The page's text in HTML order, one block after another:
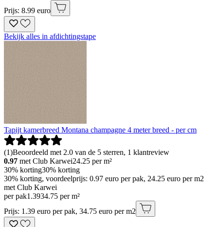
Prijs: 8.99 euro
Bekijk alles in afdichtingstape
Tapijt kamerbreed Montana champagne 4 meter breed - per cm
(1)Beoordeeld met 2.0 van de 5 sterren, 1 klantreview
0.97 met Club Karwei24.25 per m²
30% korting30% korting
30% korting, voordeelprijs: 0.97 euro per pak, 24.25 euro per m2
met Club Karwei
per pak1 .3934.75 per m²
Prijs: 1.39 euro per pak, 34.75 euro per m2